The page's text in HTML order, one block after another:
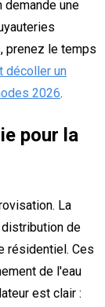
une
prenez le temps
décoller un
2026.
pour la
La
de
résidentiel. Ces
de l'eau
est clair :